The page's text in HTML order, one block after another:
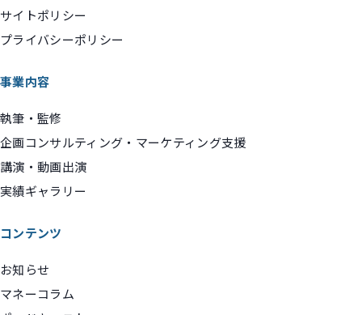
サイトポリシー
プライバシーポリシー
事業内容
執筆・監修
企画コンサルティング・マーケティング支援
講演・動画出演
実績ギャラリー
コンテンツ
お知らせ
マネーコラム